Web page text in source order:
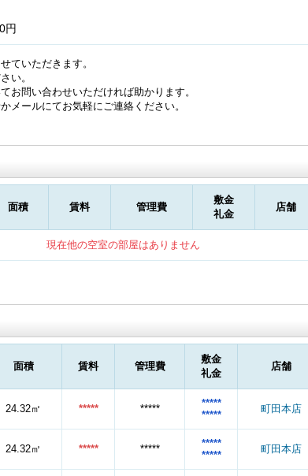
円
ていただきます。
い。
お問い合わせいただければ助かります。
メールにてお気軽にご連絡ください。
面積 賃料 管理費
敷金
礼金
店舗
現在他の空室の部屋はありません
面積 賃料 管理費
敷金
礼金
店舗
24.32㎡ ***** *****
*****
*****
町田本店
24.32㎡ ***** *****
*****
*****
町田本店